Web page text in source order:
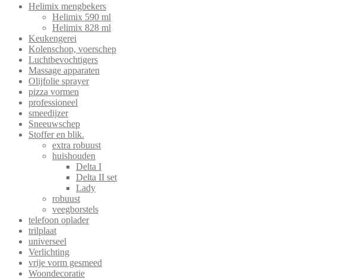
Helimix mengbekers
Helimix 590 ml
Helimix 828 ml
Keukengerei
Kolenschop, voerschep
Luchtbevochtigers
Massage apparaten
Olijfolie sprayer
pizza vormen
professioneel
smeedijzer
Sneeuwschep
Stoffer en blik.
extra robuust
huishouden
Delta I
Delta II set
Lady
robuust
veegborstels
telefoon oplader
trilplaat
universeel
Verlichting
vrije vorm gesmeed
Woondecoratie